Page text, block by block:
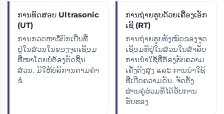
ການທົດສອບ Ultrasonic
(UT)
ການກວດຫາຂໍ້ບົກເບີ່ນທີ່
ຢູ່ໃນສ່ວນໃນຂອງຈຸດເຊື່ອມ
ທີ່ໜາໂດຍບໍ່ຕ້ອງຕັດຊິ້ນ
ສ່ວນ. ມີໃຫ້ບໍລິການຕາມຄຳ
ຂໍ
ການຖ່າຍຮູບດ້ວຍເຄື່ອງເອັກ
ເຊີ (RT)
ການຖ່າຍຮູບທັງໝົດຂອງຈຸດ
ເຊື່ອມທີ່ຢູ່ໃນສ່ວນໃນສຳລັບ
ການນຳໃຊ້ທີ່ຕ້ອງຮັບຄວາມ
ເຄັ່ງຕຶງສູງ ແລະ ການນຳໃຊ້
ທີ່ເกີດຄວາມດັນ. ຈັດຕັ້ງ
ຜ່ານຄູ່ຮ່ວມທີ່ໄດ້ຮັບການ
ຮັບຮອງ